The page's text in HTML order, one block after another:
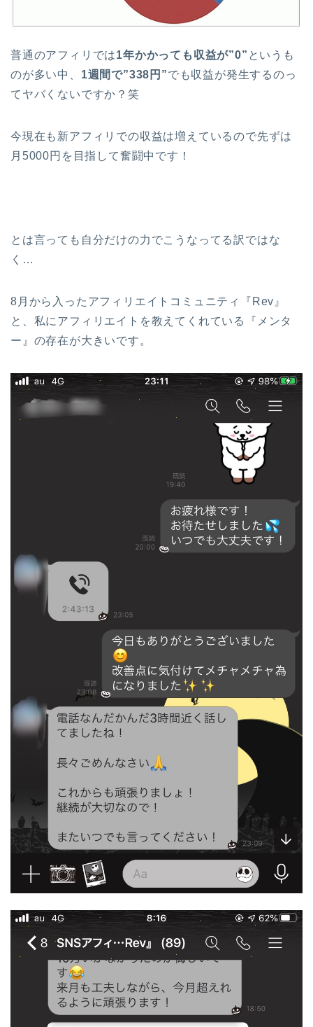
普通のアフィリでは1年かかっても収益が”0” というも
のが多い中、 1週間で”338円”でも収益が発生するのっ
てヤバくないですか？笑
今現在も新アフィリでの収益は増えているので先ずは
月5000円を目指して奮闘中です！
とは言っても自分だけの力でこうなってる訳ではな
く…
8月から入ったアフィリエイトコミュニティ『Rev』
と、私にアフィリエイトを教えてくれている『メンタ
ー』の存在が大きいです。